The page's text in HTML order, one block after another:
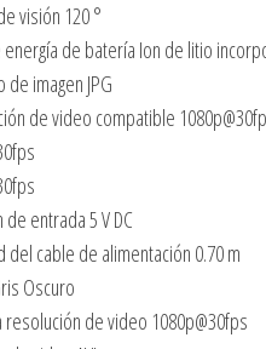
visión 120 °
de batería Ion de litio
de imagen JPG
de video compatible
entrada 5 V DC
del cable de alimentación 0.70 m
Oscuro
resolución de video 1080p@30fps